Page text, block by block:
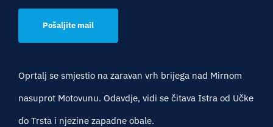
Pošaljite mail
Oprtalj se smjestio na zaravan vrh brijega nad Mirnom
nasuprot Motovunu. Odavdje, vidi se čitava Istra od Učke
do Trsta i njezine zapadne obale.